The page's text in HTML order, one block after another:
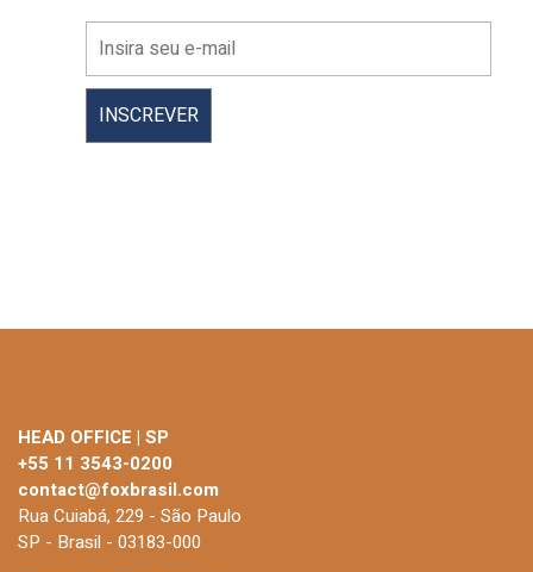
HEAD OFFICE | SP
+55 11 3543-0200
contact@foxbrasil.com
Rua Cuiabá, 229 - São Paulo
SP - Brasil - 03183-000